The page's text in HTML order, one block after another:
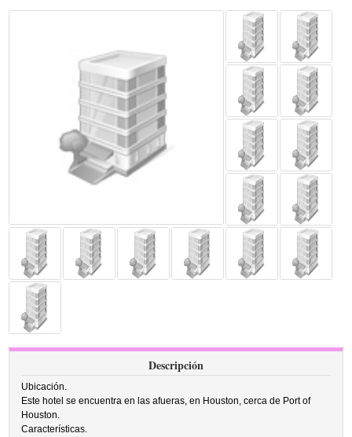
Descripción
Ubicación.
Este hotel se encuentra en las afueras, en Houston, cerca de Port of
Houston.
Características.